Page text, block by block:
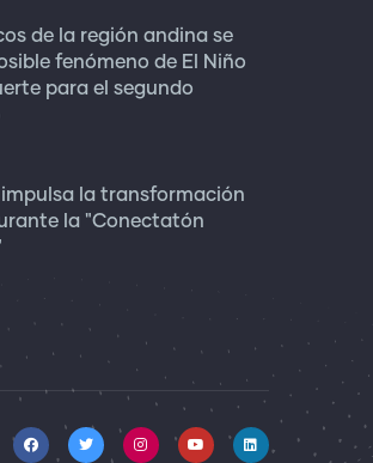
de la región andina se
fenómeno de El Niño
para el segundo
impulsa la transformación
la "Conectatón